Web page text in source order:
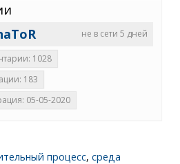
не в сети 5 дней
1028
183
05-05-2020
процесс,среда